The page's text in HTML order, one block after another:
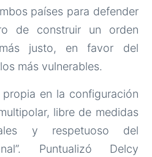
países para defender
de construir un orden
justo, en favor del
más vulnerables.
propia en la configuración
libre de medidas
y respetuoso del
Puntualizó Delcy